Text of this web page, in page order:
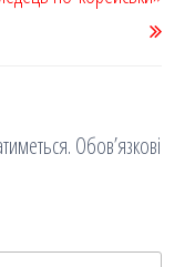
Обов’язкові